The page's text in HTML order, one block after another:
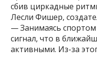
сбив циркадные
Лесли Фишер,
— Занимаясь
сигнал, что в
активными. Из-за